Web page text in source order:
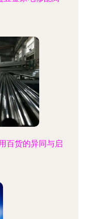
百货的异同与启